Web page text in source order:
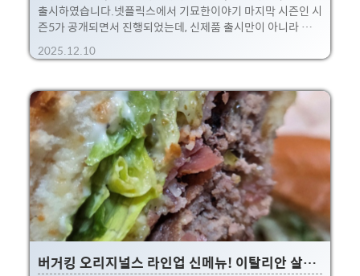
출시하였습니다.넷플릭스에서 기묘한이야기 마지막 시즌인 시
즌5가 공개되면서 진행되었는데, 신제품 출시만이 아니라 팝업
스토어도 생기고 꽤나 공격적인 마케팅을 진행하더라구요. 뭐
아직 기묘한 이야기를 보지는 않았지만... (넷플릭스 찜에는 되
단 저는 꽤나 신박하고 괜찮았네요.;사실 뭐 별거 없긴한데 아
이디어가 신선했다랄까요? 애초에 징거더블다운도 완전 신박
한 메뉴긴한데, (오래전부터 판매되며 재탕된 라인업이지만..)
가운데 번을 넣어서 ???를 연상하게 하더라구요그것도 번이 위
인지 아래인지는 안정해져있고, 랜덤이라고 ㄷㄷ 별거아닌데,
오호 라고 생각되는 아이디어라서 꽤 맘에 들었습니다.이런 ?..
2025.12.10
버거킹 오리지널스 라인업 신메뉴! 이탈리안 살사베르데